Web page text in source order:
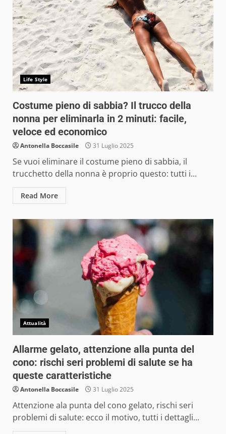
Life Style
Costume pieno di sabbia? Il trucco della
nonna per eliminarla in 2 minuti: facile,
veloce ed economico
Antonella Boccasile 31 Luglio 2025
Se vuoi eliminare il costume pieno di sabbia, il
trucchetto della nonna è proprio questo: tutti i...
Read More
Attualità
Allarme gelato, attenzione alla punta del
cono: rischi seri problemi di salute se ha
queste caratteristiche
Antonella Boccasile 31 Luglio 2025
Attenzione ala punta del cono gelato, rischi seri
problemi di salute: ecco il motivo, tutti i dettagli...